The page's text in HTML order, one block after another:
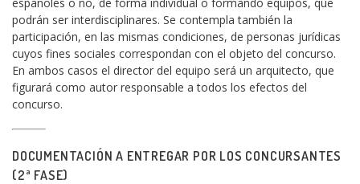
podrán ser interdisciplinares. Se contempla también la
participación, en las mismas condiciones, de personas jurídicas
cuyos fines sociales correspondan con el objeto del concurso.
En ambos casos el director del equipo será un arquitecto, que
figurará como autor responsable a todos los efectos del
concurso.
DOCUMENTACIÓN A ENTREGAR POR LOS CONCURSANTES
(2ª FASE)